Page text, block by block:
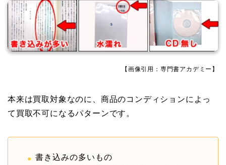
【画像引用：専門書アカデミー】
本来は買取対象なのに、商品のコンディションによっ
て買取不可になるパターンです。
書き込みの多いもの